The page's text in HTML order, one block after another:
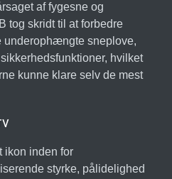
af fygesne og
tog skridt til at forbedre
underophængte sneplove,
hvilket
kunne klare selv de mest
ikon inden for
styrke, pålidelighed